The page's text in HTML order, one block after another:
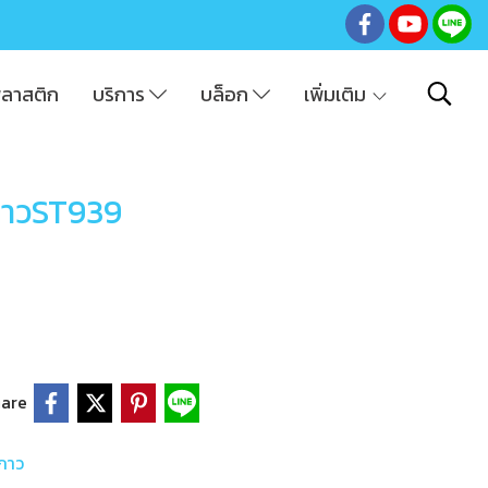
าสติก บริการ บล็อก เพิ่มเติม
วST939
าว